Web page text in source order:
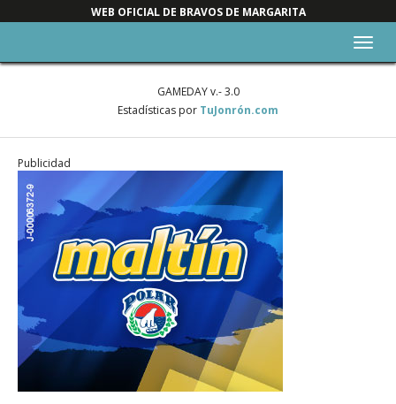
WEB OFICIAL DE BRAVOS DE MARGARITA
GAMEDAY v.- 3.0
Estadísticas por TuJonrón.com
Publicidad